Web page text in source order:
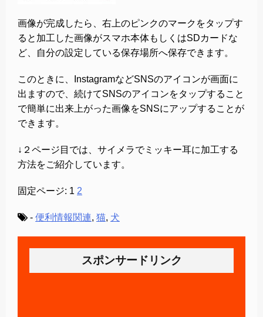
画像が完成したら、右上のピンクのマークをタップす
ると加工した画像がスマホ本体もしくはSDカードな
ど、自分の設定している保存場所へ保存できます。
このときに、InstagramなどSNSのアイコンが画面に
出ますので、続けてSNSのアイコンをタップすること
で簡単に出来上がった画像をSNSにアップすることが
できます。
↓２ページ目では、サイメラでミッキー耳に加工する
方法をご紹介しています。
固定ページ: 1 2
- 便利情報関連, 猫, 犬
スポンサードリンク